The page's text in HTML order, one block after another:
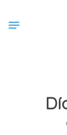
Menu